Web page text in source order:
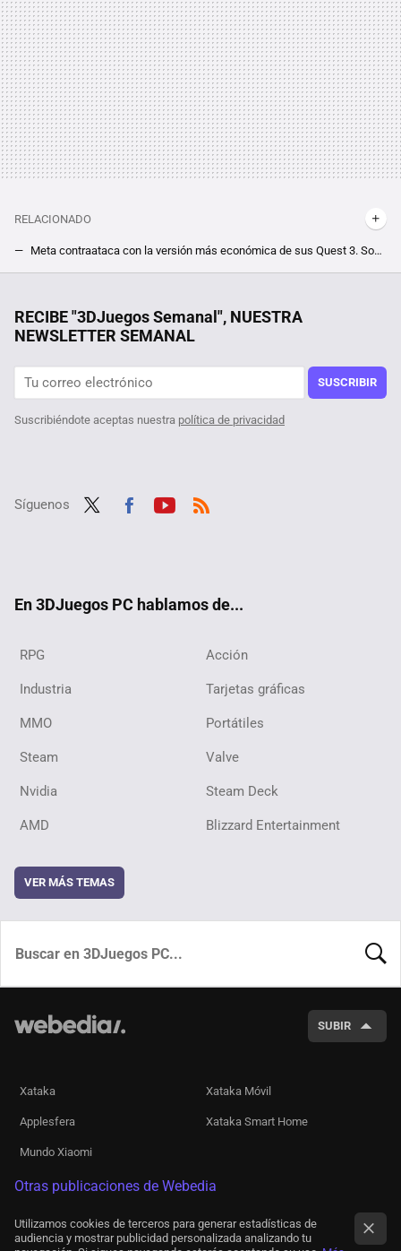
RELACIONADO
Meta contraataca con la versión más económica de sus Quest 3. Son 200 dólares más baratas y llegarán en tan solo dos semanas
Por sólo 6 euros en Steam, te puedes hacer con el mejor juego de estrategia de la saga Anno, pero date prisa que este mínimo histórico terminará pronto
RECIBE "3DJuegos Semanal", NUESTRA
NEWSLETTER SEMANAL
SUSCRIBIR
Suscribiéndote aceptas nuestra política de privacidad
Síguenos
En 3DJuegos PC hablamos de...
RPG Acción
Industria Tarjetas gráficas
MMO Portátiles
Steam Valve
Nvidia Steam Deck
AMD Blizzard Entertainment
VER MÁS TEMAS
SUBIR
Xataka Xataka Móvil
Applesfera Xataka Smart Home
Mundo Xiaomi
Otras publicaciones de Webedia
Utilizamos cookies de terceros para generar estadísticas de
audiencia y mostrar publicidad personalizada analizando tu